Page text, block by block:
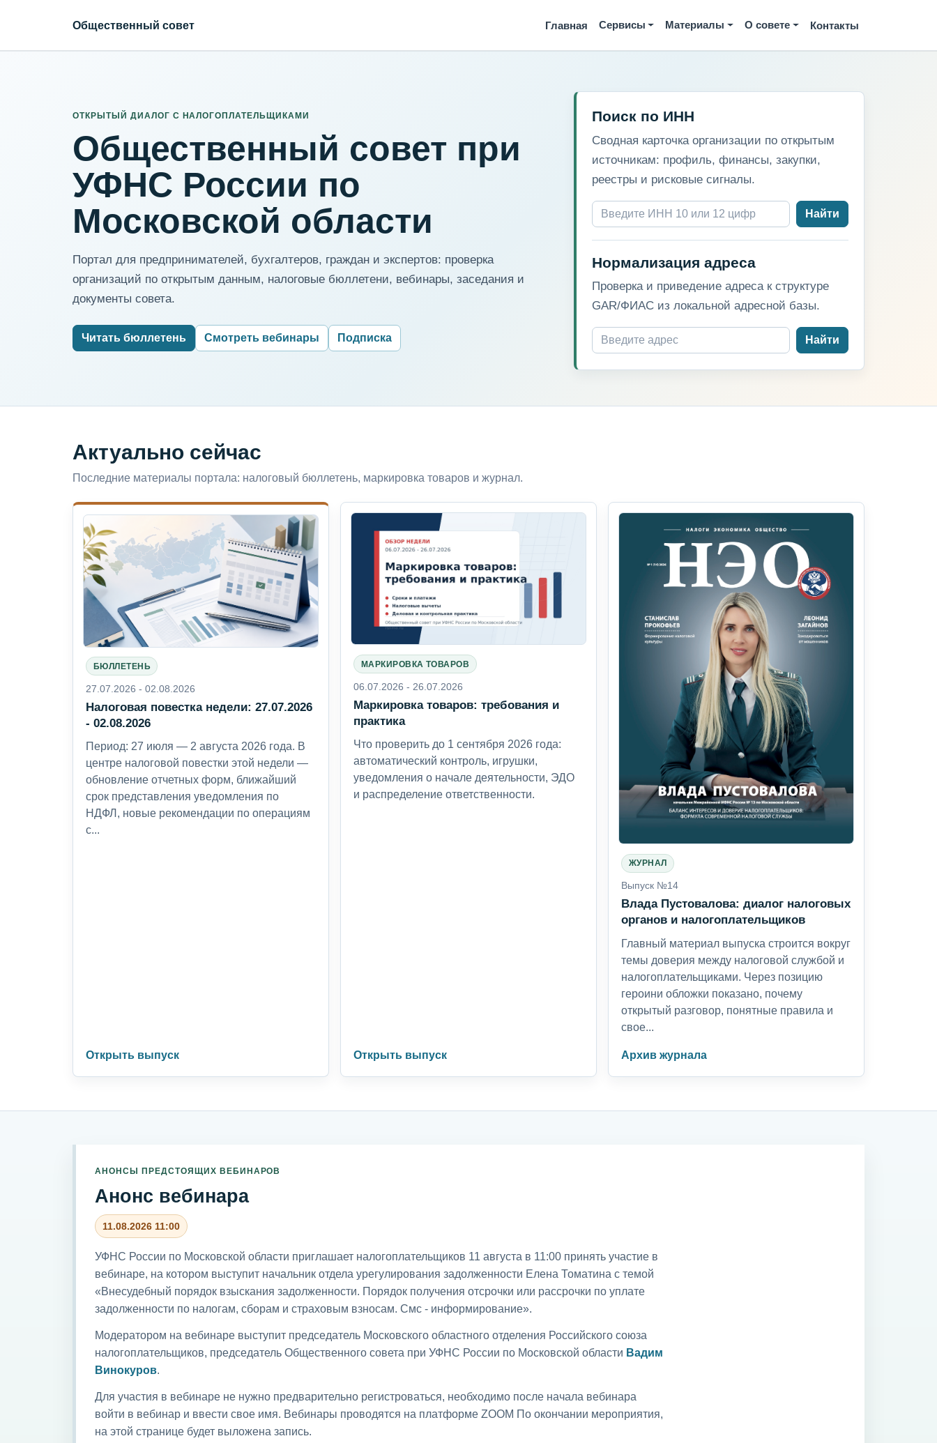
Общественный совет Главная Сервисы Материалы О совете Контакты
ОТКРЫТЫЙ ДИАЛОГ С НАЛОГОПЛАТЕЛЬЩИКАМИ
Общественный совет при
УФНС России по
Московской области
Портал для предпринимателей, бухгалтеров, граждан и экспертов: проверка
организаций по открытым данным, налоговые бюллетени, вебинары, заседания и
документы совета.
Читать бюллетень Смотреть вебинары Подписка
Поиск по ИНН
Сводная карточка организации по открытым
источникам: профиль, финансы, закупки,
реестры и рисковые сигналы.
Найти
Нормализация адреса
Проверка и приведение адреса к структуре
GAR/ФИАС из локальной адресной базы.
Найти
Актуально сейчас
Последние материалы портала: налоговый бюллетень, маркировка товаров и журнал.
БЮЛЛЕТЕНЬ
27.07.2026 - 02.08.2026
Налоговая повестка недели: 27.07.2026
- 02.08.2026
Период: 27 июля — 2 августа 2026 года. В
центре налоговой повестки этой недели —
обновление отчетных форм, ближайший
срок представления уведомления по
НДФЛ, новые рекомендации по операциям
с...
Открыть выпуск
МАРКИРОВКА ТОВАРОВ
06.07.2026 - 26.07.2026
Маркировка товаров: требования и
практика
Что проверить до 1 сентября 2026 года:
автоматический контроль, игрушки,
уведомления о начале деятельности, ЭДО
и распределение ответственности.
Открыть выпуск
ЖУРНАЛ
Выпуск №14
Влада Пустовалова: диалог налоговых
органов и налогоплательщиков
Главный материал выпуска строится вокруг
темы доверия между налоговой службой и
налогоплательщиками. Через позицию
героини обложки показано, почему
открытый разговор, понятные правила и
свое...
Архив журнала
АНОНСЫ ПРЕДСТОЯЩИХ ВЕБИНАРОВ
Анонс вебинара
11.08.2026 11:00
УФНС России по Московской области приглашает налогоплательщиков 11 августа в 11:00 принять участие в
вебинаре, на котором выступит начальник отдела урегулирования задолженности Елена Томатина с темой
«Внесудебный порядок взыскания задолженности. Порядок получения отсрочки или рассрочки по уплате
задолженности по налогам, сборам и страховым взносам. Смс - информирование».
Модератором на вебинаре выступит председатель Московского областного отделения Российского союза
налогоплательщиков, председатель Общественного совета при УФНС России по Московской области Вадим
Винокуров.
Для участия в вебинаре не нужно предварительно регистроваться, необходимо после начала вебинара
войти в вебинар и ввести свое имя. Вебинары проводятся на платформе ZOOM По окончании мероприятия,
на этой странице будет выложена запись.